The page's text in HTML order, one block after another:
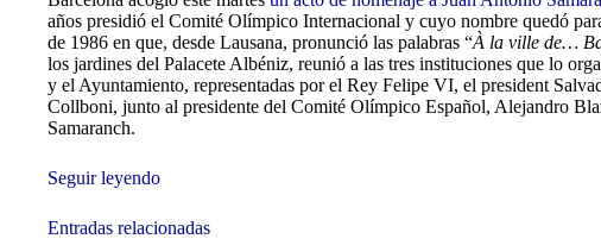
años presidió el Comité Olímpico Internacional y cuyo nombre quedó
de 1986 en que, desde Lausana, pronunció las palabras “À la ville de…
los jardines del Palacete Albéniz, reunió a las tres instituciones que lo
y el Ayuntamiento, representadas por el Rey Felipe VI, el president
Collboni, junto al presidente del Comité Olímpico Español, Alejandro
Samaranch.
Seguir leyendo
Entradas relacionadas